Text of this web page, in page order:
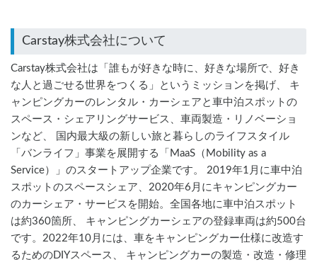
Carstay株式会社について
Carstay株式会社は「誰もが好きな時に、好きな場所で、好き
な人と過ごせる世界をつくる」というミッションを掲げ、 キ
ャンピングカーのレンタル・カーシェアと車中泊スポットの
スペース・シェアリングサービス、車両製造・リノベーショ
ンなど、 国内最大級の新しい旅と暮らしのライフスタイル
「バンライフ」事業を展開する「MaaS（Mobility as a
Service）」のスタートアップ企業です。 2019年1月に車中泊
スポットのスペースシェア、2020年6月にキャンピングカー
のカーシェア・サービスを開始。全国各地に車中泊スポット
は約360箇所、 キャンピングカーシェアの登録車両は約500台
です。2022年10月には、車をキャンピングカー仕様に改造す
るためのDIYスペース、 キャンピングカーの製造・改造・修理